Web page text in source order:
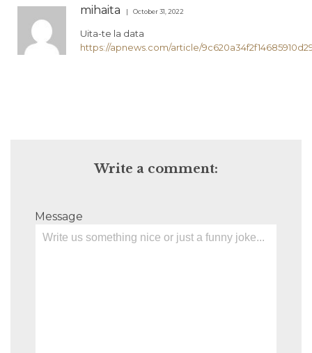
mihaita October 31, 2022
Uita-te la data
https://apnews.com/article/
Write a comment:
Message